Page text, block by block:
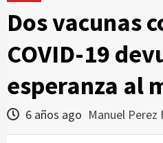
Dos vacunas
COVID-19
esperanza al
6 años ago Manuel Perez